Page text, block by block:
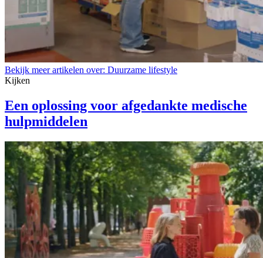
Bekijk meer artikelen over: Duurzame lifestyle
Kijken
Een oplossing voor afgedankte medische
hulpmiddelen